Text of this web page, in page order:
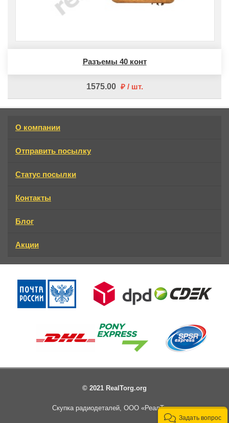
Разъемы 40 конт
1575.00 шт
О компании
Отправить посылку
Статус посылки
Контакты
Блог
Акции
© 2021 RealTorg.org
Скупка радиодеталей, ООО «РеалТорг»
Задать вопрос